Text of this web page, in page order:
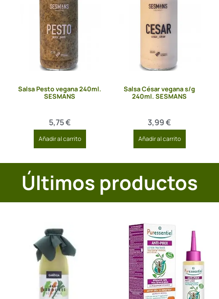
Salsa Pesto vegana 240ml.
SESMANS
5,75€
Añadir al carrito
Salsa César vegana s/g
240ml. SESMANS
3,99€
Añadir al carrito
Últimos productos